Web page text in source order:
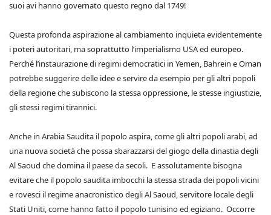
suoi avi hanno governato questo regno dal 1749!
Questa profonda aspirazione al cambiamento inquieta evidentemente
i poteri autoritari, ma soprattutto l’imperialismo USA ed europeo.
Perché l’instaurazione di regimi democratici in Yemen, Bahrein e Oman
potrebbe suggerire delle idee e servire da esempio per gli altri popoli
della regione che subiscono la stessa oppressione, le stesse ingiustizie,
gli stessi regimi tirannici.
Anche in Arabia Saudita il popolo aspira, come gli altri popoli arabi, ad
una nuova società che possa sbarazzarsi del giogo della dinastia degli
Al Saoud che domina il paese da secoli. E assolutamente bisogna
evitare che il popolo saudita imbocchi la stessa strada dei popoli vicini
e rovesci il regime anacronistico degli Al Saoud, servitore locale degli
Stati Uniti, come hanno fatto il popolo tunisino ed egiziano. Occorre